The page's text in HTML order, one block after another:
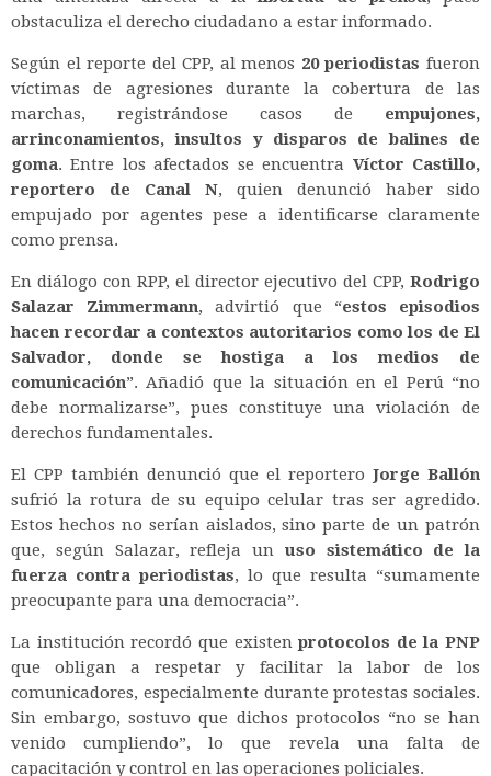
obstaculiza el derecho ciudadano a estar informado.
Según el reporte del CPP, al menos 20 periodistas fueron
víctimas de agresiones durante la cobertura de las
marchas, registrándose casos de empujones,
arrinconamientos, insultos y disparos de balines de
goma. Entre los afectados se encuentra Víctor Castillo,
reportero de Canal N, quien denunció haber sido
empujado por agentes pese a identificarse claramente
como prensa.
En diálogo con RPP, el director ejecutivo del CPP, Rodrigo
Salazar Zimmermann, advirtió que “estos episodios
hacen recordar a contextos autoritarios como los de El
Salvador, donde se hostiga a los medios de
comunicación”. Añadió que la situación en el Perú “no
debe normalizarse”, pues constituye una violación de
derechos fundamentales.
El CPP también denunció que el reportero Jorge Ballón
sufrió la rotura de su equipo celular tras ser agredido.
Estos hechos no serían aislados, sino parte de un patrón
que, según Salazar, refleja un uso sistemático de la
fuerza contra periodistas, lo que resulta “sumamente
preocupante para una democracia”.
La institución recordó que existenprotocolos de la PNP
que obligan a respetar y facilitar la labor de los
comunicadores, especialmente durante protestas sociales.
Sin embargo, sostuvo que dichos protocolos “no se han
venido cumpliendo”, lo que revela una falta de
capacitación y control en las operaciones policiales.